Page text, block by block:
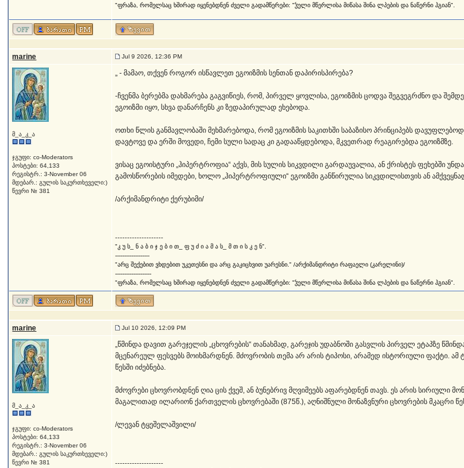
"ფრაზა, რომელსაც ხშირად იყენებდნენ ძველი გადამწერები: "ჴელი მწერლისა მიწასა შინა ლპების და ნაწერნი ჰგიან".
marine Jul 9 2026, 12:36 PM
მ_ა_კ_ა
ჯგუფი: co-Moderators
პოსტები: 64,133
რეგისტრ.: 3-November 06
მდებარ.: გულის საკურთხეველი:)
წევრი № 381
„ - მამაო, თქვენ როგორ ისწავლეთ ეგოიზმის სენთან დაპირისპირება?
-ჩვენმა ბერებმა დახმარება გაგვიწიეს, რომ, პირველ ყოვლისა, ეგოიზმის ცოდვა შეგვეგრძნო და
ეგოიზმი იყო, სხვა დანარჩენს კი ზედაპირულად ეხებოდა.
ოთხი წლის განმავლობაში მეხმარებოდა, რომ ეგოიზმის საკითხში საბაზისო პრინციპებს
დავტოვე და ერში მოვედი, ჩემი სული სადაც კი გადააწყდებოდა, მკვეთრად რეაგირებდა ეგოიზმზე.
ვისაც ეგოისტური „ჰიპერტროფია“ აქვს, მის სულის სიკვდილი გარდაუვალია, ან ქრისტეს ფეხებში
გამოსწორების იმედები, ხოლო „ჰიპერტროფიული“ ეგოიზმი განწირულია სიკვდილისთვის ან
/არქიმანდრიტი ქერუბიმი/
--------------------
"კ უ ს_ ნ ა ბ ი ჯ ე ბ ი თ_ ფ უ ძ ი ა მ ა ს_ მ თ ი ს კ ე ნ".
-------------------
"არც შექებით ვხდებით უკეთესნი და არც გაკიცხვით უარესნი." /არქიმანდრიტი რაფაელი (კარელინი)/
--------------------
"ფრაზა, რომელსაც ხშირად იყენებდნენ ძველი გადამწერები: "ჴელი მწერლისა მიწასა შინა ლპების და ნაწერნი ჰგიან".
marine Jul 10 2026, 12:09 PM
მ_ა_კ_ა
ჯგუფი: co-Moderators
პოსტები: 64,133
რეგისტრ.: 3-November 06
მდებარ.: გულის საკურთხეველი:)
წევრი № 381
„წმინდა დავით გარეჯელის „ცხოვრების“ თანახმად, გარეჯის უდაბნოში გასვლის პირველ ეტაპზე
მცენარეულ ფესვებს მოიხმარდნენ. მძოვრობის თემა არ არის ტიპოსი, არამედ ისტორიული ფაქტი.
წესში იძებნება.
მძოვრები ცხოვრობდნენ ღია ცის ქვეშ, ან ბუნებრივ მღვიმეებს აფარებდნენ თავს. ეს არის სირიული
მაგალითად ილარიონ ქართველის ცხოვრებაში (875წ.), აღნიშნული მონაზვნური ცხოვრების მკაცრი
/ლევან ტყეშელაშვილი/
--------------------